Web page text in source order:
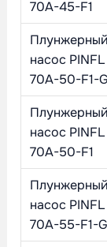
70A-45-F1
Плунжерный
насос PINFL
70A-50-F1-G
Плунжерный
насос PINFL
70A-50-F1
Плунжерный
насос PINFL
70A-55-F1-G